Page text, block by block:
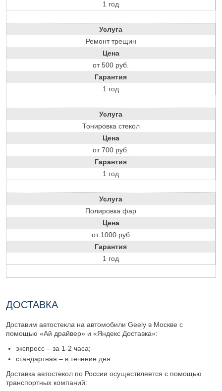
1 год
Услуга
Ремонт трещин
Цена
от 500 руб.
Гарантия
1 год
Услуга
Тонировка стекол
Цена
от 700 руб.
Гарантия
1 год
Услуга
Полировка фар
Цена
от 1000 руб.
Гарантия
1 год
ДОСТАВКА
Доставим автостекла на автомобили Geely в Москве с
помощью «Ай драйвер» и «Яндекс Доставка»:
экспресс – за 1-2 часа;
стандартная – в течение дня.
Доставка автостекол по России осуществляется с помощью
транспортных компаний: